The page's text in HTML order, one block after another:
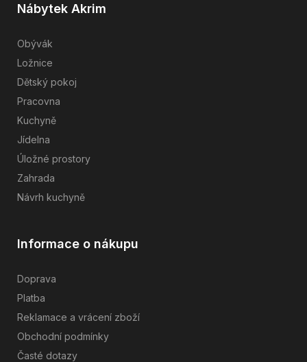
Nábytek Akrim
Obývák
Ložnice
Dětský pokoj
Pracovna
Kuchyně
Jídelna
Úložné prostory
Zahrada
Návrh kuchyně
Informace o nákupu
Doprava
Platba
Reklamace a vrácení zboží
Obchodní podmínky
Časté dotazy